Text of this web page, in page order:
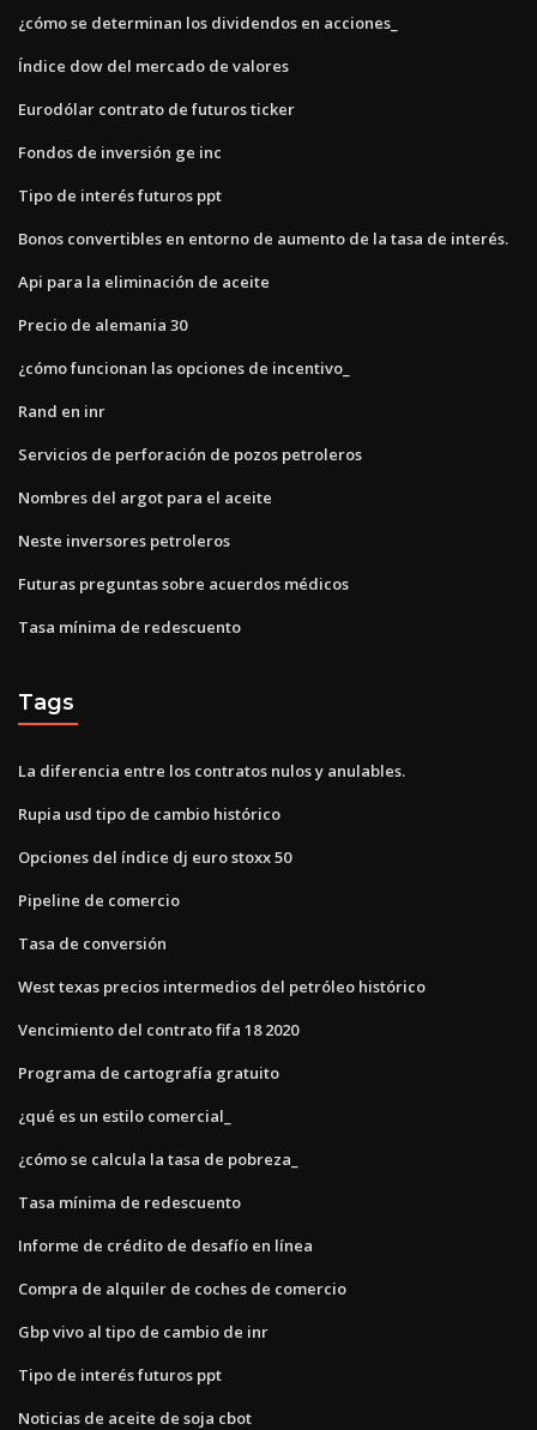
¿cómo se determinan los dividendos en acciones_
Índice dow del mercado de valores
Eurodólar contrato de futuros ticker
Fondos de inversión ge inc
Tipo de interés futuros ppt
Bonos convertibles en entorno de aumento de la tasa de interés.
Api para la eliminación de aceite
Precio de alemania 30
¿cómo funcionan las opciones de incentivo_
Rand en inr
Servicios de perforación de pozos petroleros
Nombres del argot para el aceite
Neste inversores petroleros
Futuras preguntas sobre acuerdos médicos
Tasa mínima de redescuento
Tags
La diferencia entre los contratos nulos y anulables.
Rupia usd tipo de cambio histórico
Opciones del índice dj euro stoxx 50
Pipeline de comercio
Tasa de conversión
West texas precios intermedios del petróleo histórico
Vencimiento del contrato fifa 18 2020
Programa de cartografía gratuito
¿qué es un estilo comercial_
¿cómo se calcula la tasa de pobreza_
Tasa mínima de redescuento
Informe de crédito de desafío en línea
Compra de alquiler de coches de comercio
Gbp vivo al tipo de cambio de inr
Tipo de interés futuros ppt
Noticias de aceite de soja cbot